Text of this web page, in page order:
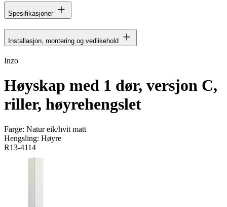
Spesifikasjoner
Installasjon, montering og vedlikehold
Inzo
Høyskap med 1 dør, versjon C,
riller, høyrehengslet
Farge: Natur eik/hvit matt
Hengsling: Høyre
R13-4114